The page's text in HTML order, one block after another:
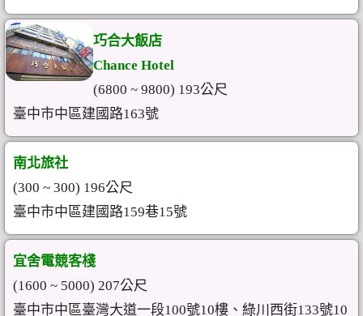
巧合大飯店
Chance Hotel
(6800 ~ 9800) 193公尺
臺中市中區建國路163號
南北旅社
(300 ~ 300) 196公尺
臺中市中區建國路159巷15號
宜舍電競客棧
(1600 ~ 5000) 207公尺
臺中市中區臺灣大道一段100號10樓、綠川西街133號10